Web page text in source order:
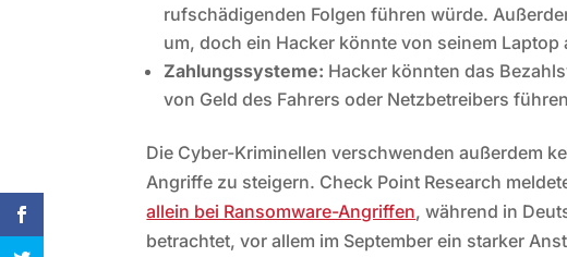
rufschädigenden Folgen führen würde.
um, doch ein Hacker könnte von seinem
Zahlungssysteme: Hacker könnten das
von Geld des Fahrers oder Netzbetreibers
Die Cyber-Kriminellen verschwenden außerdem
Angriffe zu steigern. Check Point Research
allein bei Ransomware-Angriffen, während in
betrachtet, vor allem im September ein starker